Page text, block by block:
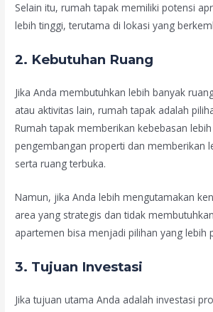
Selain itu, rumah tapak memiliki potensi
lebih tinggi, terutama di lokasi yang
2. Kebutuhan Ruang
Jika Anda membutuhkan lebih banyak
atau aktivitas lain, rumah tapak adalah
Rumah tapak memberikan kebebasan
pengembangan properti dan memberikan
serta ruang terbuka.
Namun, jika Anda lebih mengutamakan
area yang strategis dan tidak
apartemen bisa menjadi pilihan yang lebih
3. Tujuan Investasi
Jika tujuan utama Anda adalah investasi